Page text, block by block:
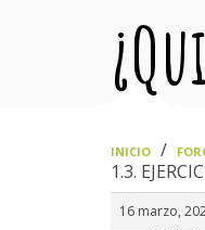
INICIO
1.3.
16 marzo,